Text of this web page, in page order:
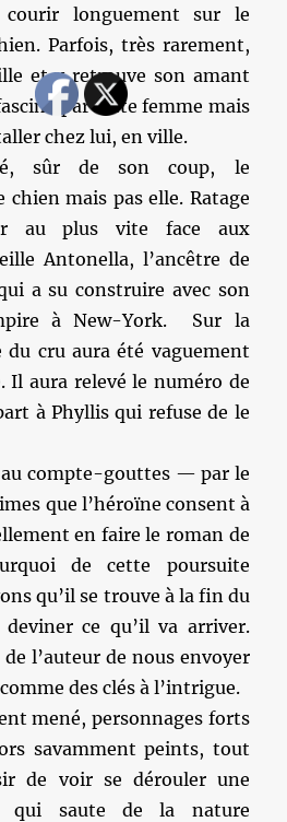
longuement sur le
Parfois, très rarement,
et y retrouve son amant
par cette femme mais
chez lui, en ville.
sûr de son coup, le
chien mais pas elle. Ratage
au plus vite face aux
Antonella, l’ancêtre de
a su construire avec son
à New-York. Sur la
du cru aura été vaguement
Il aura relevé le numéro de
à Phyllis qui refuse de le
au compte-gouttes — par le
que l’héroïne consent à
en faire le roman de
de cette poursuite
qu’il se trouve à la fin du
ce qu’il va arriver.
l’auteur de nous envoyer
des clés à l’intrigue.
mené, personnages forts
savamment peints, tout
de voir se dérouler une
qui saute de la nature